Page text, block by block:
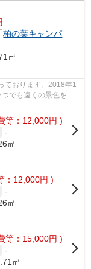
「柏の葉キャンパ
㎡
ております。2018年1
でも遠くの景色を楽
等：12,000円 )
-
㎡
：12,000円 )
-
㎡
等：15,000円 )
-
㎡